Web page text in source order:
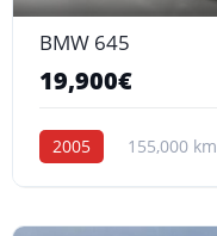
BMW 645
19,900€
2005 155,000 km